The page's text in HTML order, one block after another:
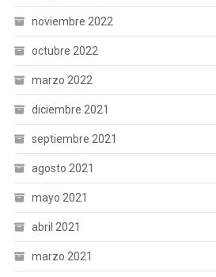
noviembre 2022
octubre 2022
marzo 2022
diciembre 2021
septiembre 2021
agosto 2021
mayo 2021
abril 2021
marzo 2021